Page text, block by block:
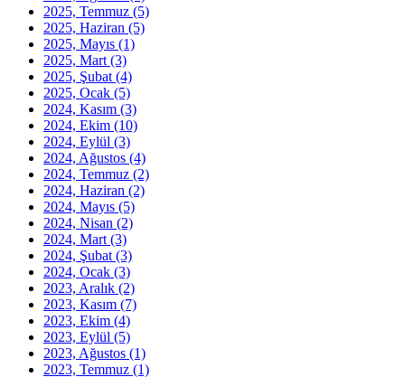
2025, Temmuz (5)
2025, Haziran (5)
2025, Mayıs (1)
2025, Mart (3)
2025, Şubat (4)
2025, Ocak (5)
2024, Kasım (3)
2024, Ekim (10)
2024, Eylül (3)
2024, Ağustos (4)
2024, Temmuz (2)
2024, Haziran (2)
2024, Mayıs (5)
2024, Nisan (2)
2024, Mart (3)
2024, Şubat (3)
2024, Ocak (3)
2023, Aralık (2)
2023, Kasım (7)
2023, Ekim (4)
2023, Eylül (5)
2023, Ağustos (1)
2023, Temmuz (1)